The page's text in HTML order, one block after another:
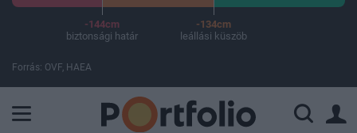
-144cm
biztonsági határ
-134cm
leállási küszöb
Forrás: OVF, HAEA